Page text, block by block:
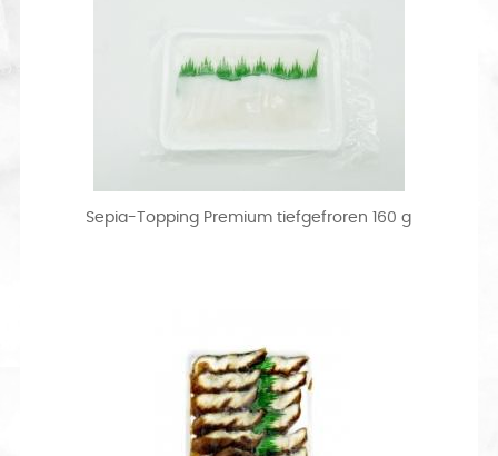
Sepia-Topping Premium tiefgefroren 160 g